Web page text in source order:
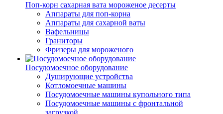
Поп-корн сахарная вата мороженое десерты
Аппараты для поп-корна
Аппараты для сахарной ваты
Вафельницы
Граниторы
Фризеры для мороженого
Посудомоечное оборудование
Душирующие устройства
Котломоечные машины
Посудомоечные машины купольного типа
Посудомоечные машины с фронтальной
загрузкой